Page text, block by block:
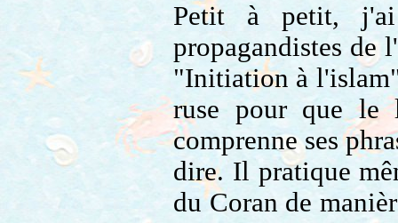
Petit à petit, j'ai
propagandistes de
"Initiation à
ruse pour que le
comprenne ses
dire. Il pratique
du Coran de